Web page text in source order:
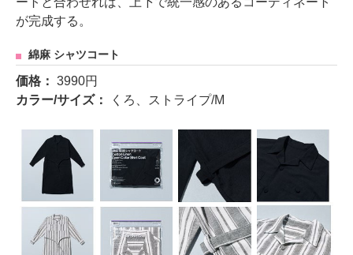
が完成する。
綿麻 シャツコート
価格： 3990円
カラー/サイズ：
くろ、ストライプ/M